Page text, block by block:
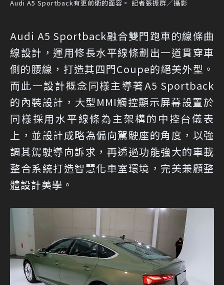
Audi A5 Sportback有更前衛的面容。 記者張振群／攝影
Audi A5 Sportback融合雙門跑車的線條曲
線設計，運用修長水平線條劃出一道貫穿車
側的腰線，打造其四門Coupe的絕美外型。
而此一設計概念同樣主導著A5 Sportback
的內裝設計，大型MMI觸控顯示屏幕設置於
同樣採用水平線條為主架構的中控台儀表
上，並設計成略為偏向駕駛座的角度，以強
調其駕駛導向訴求，再透過功能強大的車載
整合系統打造智慧化車室環境，完美兼顧整
體設計美學。